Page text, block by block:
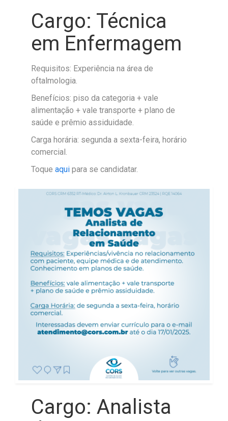
Cargo: Técnica
em Enfermagem
Requisitos: Experiência na área de
oftalmologia.
Benefícios: piso da categoria + vale
alimentação + vale transporte + plano de
saúde e prêmio assiduidade.
Carga horária: segunda a sexta-feira, horário
comercial.
Toqueaqui para se candidatar.
Cargo: Analista